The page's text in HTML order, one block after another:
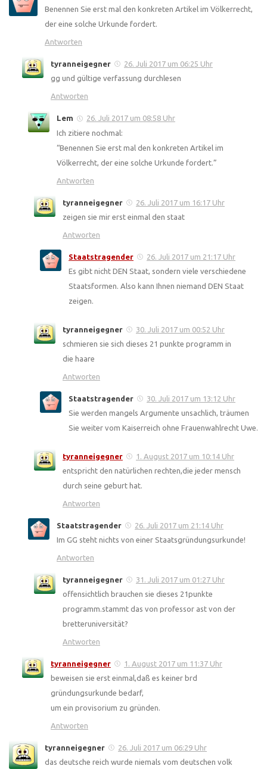
Benennen Sie erst mal den konkreten Artikel im Völkerrecht,
der eine solche Urkunde fordert.
Antworten
tyranneigegner
26. Juli 2017 um 06:25 Uhr
gg und gültige verfassung durchlesen
Antworten
Lem
26. Juli 2017 um 08:58 Uhr
Ich zitiere nochmal:
“Benennen Sie erst mal den konkreten Artikel im
Völkerrecht, der eine solche Urkunde fordert.”
Antworten
tyranneigegner
26. Juli 2017 um 16:17 Uhr
zeigen sie mir erst einmal den staat
Antworten
Staatstragender
26. Juli 2017 um 21:17 Uhr
Es gibt nicht DEN Staat, sondern viele verschiedene
Staatsformen. Also kann Ihnen niemand DEN Staat
zeigen.
tyranneigegner
30. Juli 2017 um 00:52 Uhr
schmieren sie sich dieses 21 punkte programm in
die haare
Antworten
Staatstragender
30. Juli 2017 um 13:12 Uhr
Sie werden mangels Argumente unsachlich, träumen
Sie weiter vom Kaiserreich ohne Frauenwahlrecht Uwe.
tyranneigegner
1. August 2017 um 10:14 Uhr
entspricht den natürlichen rechten,die jeder mensch
durch seine geburt hat.
Antworten
Staatstragender
26. Juli 2017 um 21:14 Uhr
Im GG steht nichts von einer Staatsgründungsurkunde!
Antworten
tyranneigegner
31. Juli 2017 um 01:27 Uhr
offensichtlich brauchen sie dieses 21punkte
programm.stammt das von professor ast von der
bretteruniversität?
Antworten
tyranneigegner
1. August 2017 um 11:37 Uhr
beweisen sie erst einmal,daß es keiner brd
gründungsurkunde bedarf,
um ein provisorium zu gründen.
Antworten
tyranneigegner
26. Juli 2017 um 06:29 Uhr
das deutsche reich wurde niemals vom deutschen volk